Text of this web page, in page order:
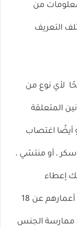
من
التعريف
لأي نوع من
المتعلقة
أيضًا اغتصاب
سكر ، أو منتشي ،
إعطاء
الموافقة. لا يمكن للأشخاص الذين تقل أعمارهم عن 18
ممارسة الجنس